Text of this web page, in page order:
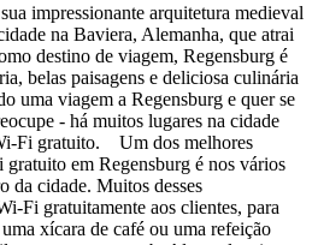
impressionante arquitetura medieval
na Baviera, Alemanha, que atrai
destino de viagem, Regensburg é
belas paisagens e deliciosa culinária
uma viagem a Regensburg e quer se
- há muitos lugares na cidade
Fi gratuito. Um dos melhores
em Regensburg é nos vários
da cidade. Muitos desses
Fi gratuitamente aos clientes, para
xícara de café ou uma refeição